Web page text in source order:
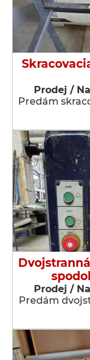
Prodej /
Predám
Prodej /
Predám